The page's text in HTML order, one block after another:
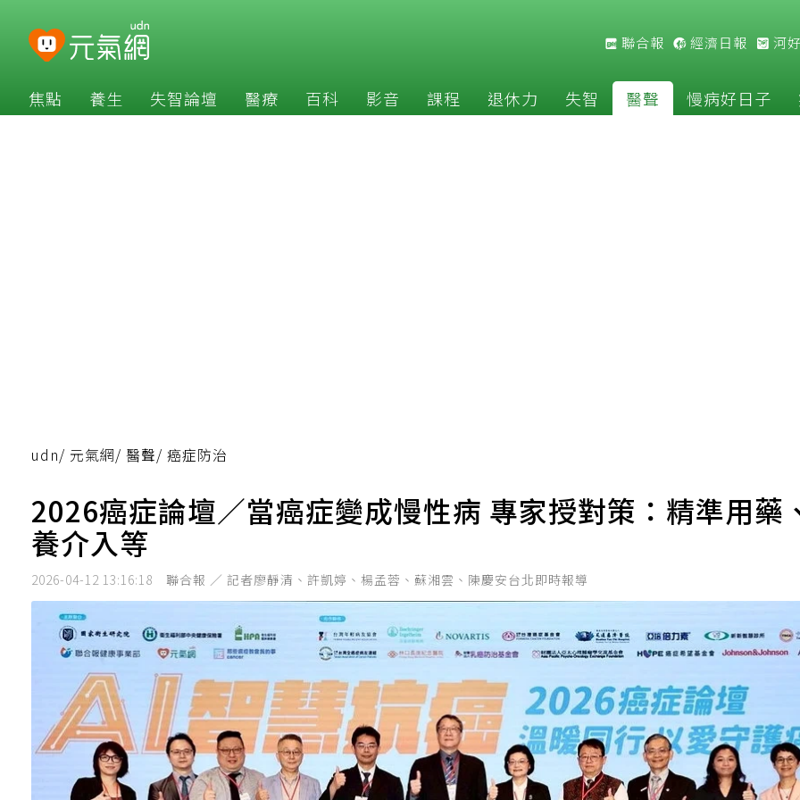
聯合報 經濟日報 河
焦點 養生 失智論壇 醫療 百科 影音 課程 退休力 失智 醫聲 慢病好日子
udn/ 元氣網/ 醫聲/ 癌症防治
2026癌症論壇／當癌症變成慢性病 專家授對策：精準用藥
養介入等
2026-04-12 13:16:18 聯合報 ／ 記者廖靜清、許凱婷、楊孟蓉、蘇湘雲、陳慶安台北即時報導